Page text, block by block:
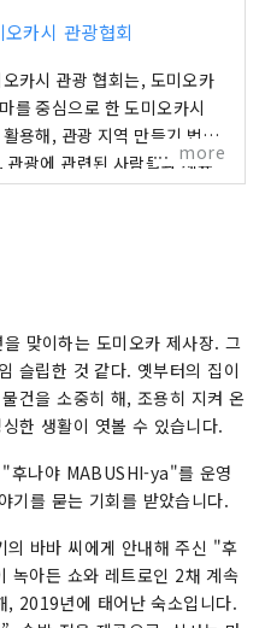
카시 관광협회
카시 관광 협회는, 도미오카
를 중심으로 한 도미오카시
용해, 관광 지역 만들기 법인
광에 관련된 사람들과 제휴
지역 만들기」를 추진하고
more
맞이하는 도미오카 제사장. 그
슬립한 것 같다. 옛부터의 집이
건을 소중히 해, 조용히 지켜 온
한 생활이 엿볼 수 있습니다.
후나야 MABUSHI-ya"를 운영
기를 묻는 기회를 받았습니다.
의 바바 씨에게 안내해 주신 "후
아든 쇼와 레트로인 2채 계속
, 2019년에 태어난 숙소입니다.